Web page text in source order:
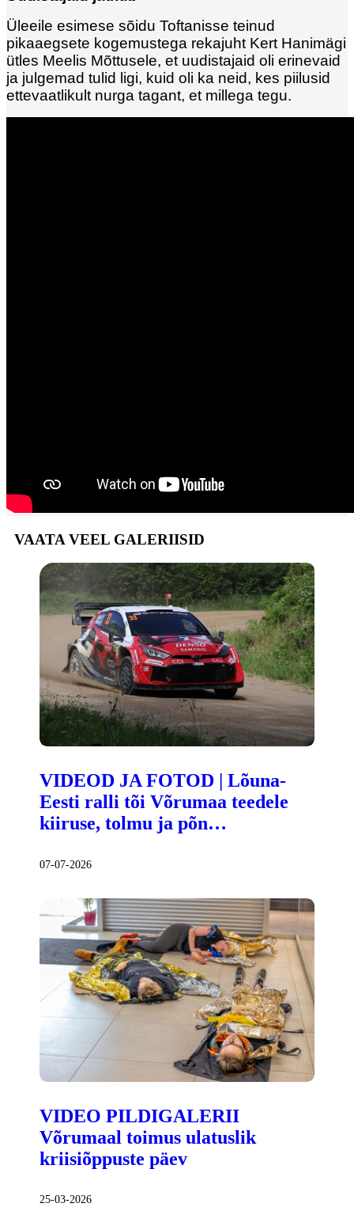
Üleeile esimese sõidu Toftanisse teinud
pikaaegsete kogemustega rekajuht Kert Hanimägi
ütles Meelis Mõttusele, et uudistajaid oli erinevaid
ja julgemad tulid ligi, kuid oli ka neid, kes piilusid
ettevaatlikult nurga tagant, et millega tegu.
VAATA VEEL GALERIISID
VIDEOD JA FOTOD | Lõuna-
Eesti ralli tõi Võrumaa teedele
kiiruse, tolmu ja põn…
07-07-2026
VIDEO PILDIGALERII
Võrumaal toimus ulatuslik
kriisiõppuste päev
25-03-2026